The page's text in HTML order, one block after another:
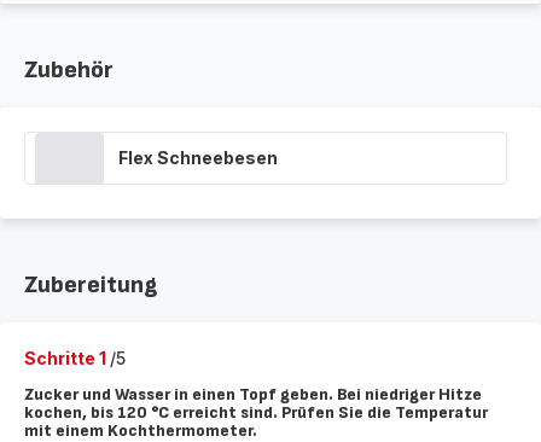
Zubehör
Flex Schneebesen
Zubereitung
Schritte 1 /5
Zucker und Wasser in einen Topf geben. Bei niedriger Hitze
kochen, bis 120 °C erreicht sind. Prüfen Sie die Temperatur
mit einem Kochthermometer.